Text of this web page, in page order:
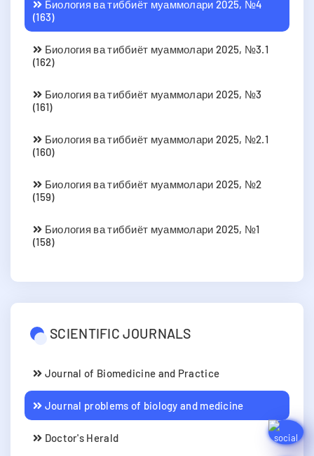
Биология ва тиббиёт муаммолари 2025, №4
(163)
Биология ва тиббиёт муаммолари 2025, №3.1
(162)
Биология ва тиббиёт муаммолари 2025, №3
(161)
Биология ва тиббиёт муаммолари 2025, №2.1
(160)
Биология ва тиббиёт муаммолари 2025, №2
(159)
Биология ва тиббиёт муаммолари 2025, №1
(158)
SCIENTIFIC JOURNALS
Journal of Biomedicine and Practice
Journal problems of biology and medicine
Doctor's Herald